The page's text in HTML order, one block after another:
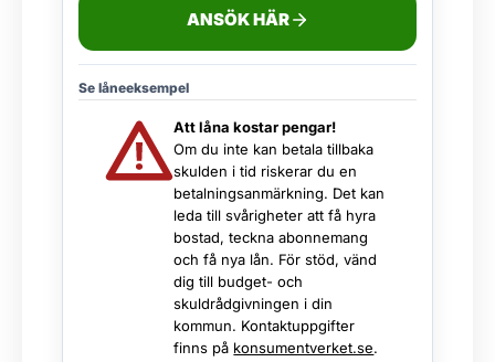
ANSÖK HÄR
Se låneeksempel
Att låna kostar pengar!
Om du inte kan betala tillbaka
skulden i tid riskerar du en
betalningsanmärkning. Det kan
leda till svårigheter att få hyra
bostad, teckna abonnemang
och få nya lån. För stöd, vänd
dig till budget- och
skuldrådgivningen i din
kommun. Kontaktuppgifter
finns på konsumentverket.se.